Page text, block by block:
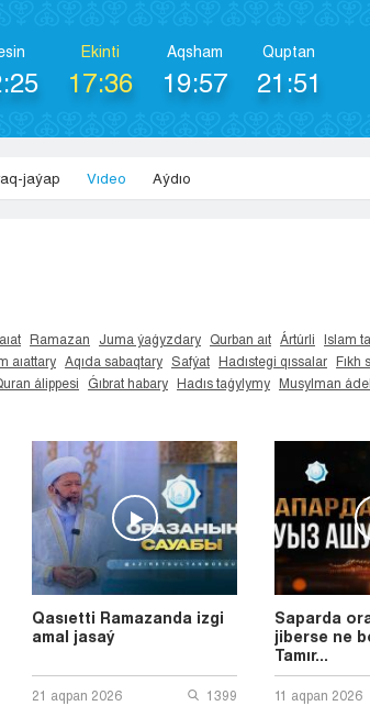
Ekіntі
17:36
Aqsham
19:57
Quptan
21:51
jaýap Vıdeo Aýdıo
Ramazan Juma ýaǵyzdary Qurban aıt Ártúrli Islam
aıattary Aqıda sabaqtary Safýat Hadıstegi qıssalar Fıkh
álippesi Ǵıbrat habary Hadıs taǵylymy Musylman
Qasıetti Ramazanda izgi
amal jasaý
21 aqpan 2026 1399
Saparda
jiberse ne
Tamır...
11 aqpan 2026